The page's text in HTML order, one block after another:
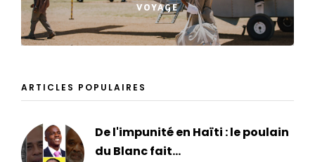
VOYAGE
ARTICLES POPULAIRES
De l'impunité en Haïti : le poulain
du Blanc fait...